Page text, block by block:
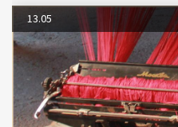
13.05